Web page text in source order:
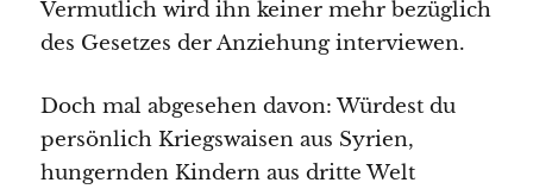
Vermutlich wird ihn keiner mehr bezüglich
des Gesetzes der Anziehung interviewen.
Doch mal abgesehen davon: Würdest du
persönlich Kriegswaisen aus Syrien,
hungernden Kindern aus dritte Welt